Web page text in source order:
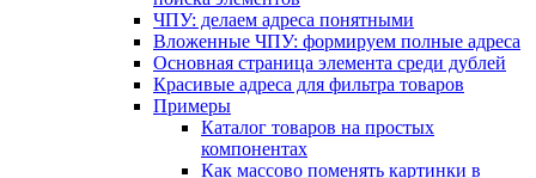
ЧПУ: делаем адреса понятными
Вложенные ЧПУ: формируем полные адреса
Основная страница элемента среди дублей
Красивые адреса для фильтра товаров
Примеры
Каталог товаров на простых
компонентах
Как массово поменять картинки в